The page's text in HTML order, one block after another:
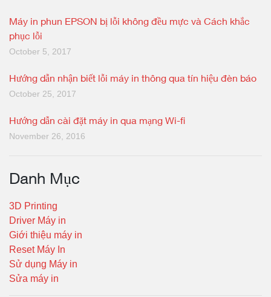
Máy in phun EPSON bị lỗi không đều mực và Cách khắc
phục lỗi
October 5, 2017
Hướng dẫn nhận biết lỗi máy in thông qua tín hiệu đèn báo
October 25, 2017
Hướng dẫn cài đặt máy in qua mạng Wi-fi
November 26, 2016
Danh Mục
3D Printing
Driver Máy in
Giới thiệu máy in
Reset Máy In
Sử dụng Máy in
Sửa máy in